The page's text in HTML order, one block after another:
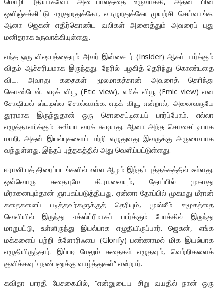
ஒளிஞ்சுக்கிட்டு எழுதுறதுக்கோ, வாழுறதுக்கோ முயற்சி செய்வாங்க.
ஆனா ஜெகன் எதிர்கொண்ட வலிகள் அனைத்தும் அவரைப் புது
மனிதராக உருவாக்கியுள்ளது.
எந்த ஒரு விஷயத்தையும் அவர் இன்சைடர் (Insider) ஆகப் பார்க்கும்
விதம் ஆச்சரியமாக இருந்தது. நேரில் பழகித் தெரிந்து கொண்டதை
விட, அவரது கதைகள் மூலமாகத்தான் அவரைத் தெரிந்து
கொண்டேன். எடிக் வியூ (Etic view), எமிக் வியூ (Emic view) என
சோஷியல் ஸ்டடிஸ்ல சொல்வாங்க. எடிக் வியூ என்றால், அனைவருமே
தூரமாக இருந்துதான் ஒரு சொசைட்டியைப் பார்ப்போம். எல்லா
எழுத்தாளர்க்கும் ஈஸியா வரக் கூடியது. ஆனா அந்த சொசைட்டியாக
மாறி, அதன் இயல்புகளைப் பற்றி எழுதுவது இவருக்கு அருமையாக
வந்துள்ளது. இந்தப் புத்தகத்தில் அது வெளிப்பட்டுள்ளது.
ஈரானியத் திரைப்படங்களில் உள்ள ஆழம் இந்தப் புத்தக்கத்தில் உள்ளது.
ஒவ்வொரு கதையுமே கி.ரா.வையும், தோப்பில் முகமது
மீரானையும்தான் ஞாபகப்படுத்தியது. ஏன்னா தோப்பில் முகமது மீரான்
கதைகளைப் படித்தவர்களுக்குத் தெரியும், முஸ்லீம் சமூகத்தை
வெளியில் இருந்து எக்ஸ்ட்ரீமாகப் பார்க்கும் போக்கில் இருந்து
மாறுபட்டு, உள்ளிருந்து இயல்பாக எழுதியிருப்பார். ஜெகன், எங்க
மக்களைப் பற்றி க்ளோரிஃபை (Glorify) பண்ணாமல் மிக இயல்பாக
எழுதியிருந்தார். இப்படி மேலும் கதைகள் எழுதவும், வெற்றிகளைக்
குவிக்கவும் நண்பனுக்கு வாழ்த்துகள்” என்றார்.
கவிதா பாரதி பேசுகையில், “என்னுடைய சிறு வயதில் நான் ஒரு